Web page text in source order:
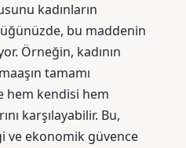
kadınların
bu maddenin
Örneğin, kadının
tamamı
hem kendisi hem
karşılayabilir. Bu,
ve ekonomik güvence